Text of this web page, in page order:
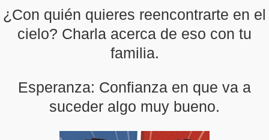
¿Con quién quieres reencontrarte en el
cielo? Charla acerca de eso con tu
familia.
Esperanza: Confianza en que va a
suceder algo muy bueno.